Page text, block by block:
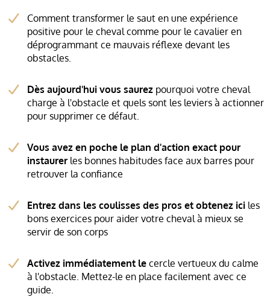
Comment transformer le saut en une expérience
positive pour le cheval comme pour le cavalier en
déprogrammant ce mauvais réflexe devant les
obstacles.
Dès aujourd'hui vous saurez pourquoi votre cheval
charge à l'obstacle et quels sont les leviers à actionner
pour supprimer ce défaut.
Vous avez en poche le plan d'action exact pour
instaurer les bonnes habitudes face aux barres pour
retrouver la confiance
Entrez dans les coulisses des pros et obtenez ici les
bons exercices pour aider votre cheval à mieux se
servir de son corps
Activez immédiatement le cercle vertueux du calme
à l'obstacle. Mettez-le en place facilement avec ce
guide.